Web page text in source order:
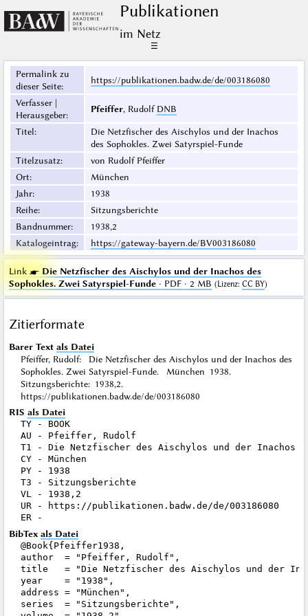
Publikationen
im Netz
☰
Permalink zu
dieser Seite:
https://publikationen.badw.de/de/003186080
Verfasser |
Herausgeber:
Pfeiffer, Rudolf DNB
Titel:
Die Netzfischer des Aischylos und der Inachos
des Sophokles. Zwei Satyrspiel-Funde
Titelzusatz:
von Rudolf Pfeiffer
Ort:
München
Jahr:
1938
Reihe:
Sitzungsberichte
Bandnummer:
1938,2
Katalogeintrag: https://gateway-bayern.de/BV003186080
Link ☛ Die Netzfischer des Aischylos und der Inachos des
Sophokles. Zwei Satyrspiel-Funde· PDF · 2 MB (Lizenz: CC BY)
Zitierformate
Barer Text als Datei
Pfeiffer, Rudolf: Die Netzfischer des Aischylos und der Inachos des
Sophokles. Zwei Satyrspiel-Funde. München 1938.
Sitzungsberichte: 1938,2.
https://publikationen.badw.de/de/003186080
RIS als Datei
TY - BOOK
AU - Pfeiffer, Rudolf
T1 - Die Netzfischer des Aischylos und der Inachos
CY - München
PY - 1938
T3 - Sitzungsberichte
VL - 1938,2
UR - https://publikationen.badw.de/de/003186080
BibTex als Datei
@Book{Pfeiffer1938,
author  = "Pfeiffer, Rudolf",
title   = "Die Netzfischer des Aischylos und der
year    = "1938",
address = "München",
series  = "Sitzungsberichte",